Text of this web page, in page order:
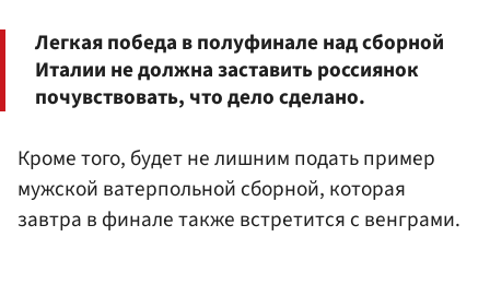
Легкая победа в полуфинале над сборной
Италии не должна заставить россиянок
почувствовать, что дело сделано.
Кроме того, будет не лишним подать пример
мужской ватерпольной сборной, которая
завтра в финале также встретится с венграми.